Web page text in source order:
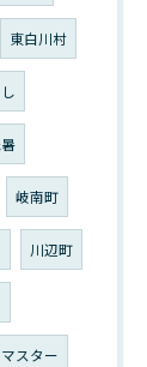
東白川村
岐南町
川辺町
マスター